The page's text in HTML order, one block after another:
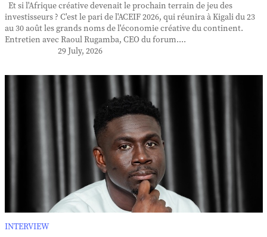
Et si l'Afrique créative devenait le prochain terrain de jeu des
investisseurs ? C'est le pari de l'ACEIF 2026, qui réunira à Kigali du 23
au 30 août les grands noms de l'économie créative du continent.
Entretien avec Raoul Rugamba, CEO du forum....
29 July, 2026
INTERVIEW